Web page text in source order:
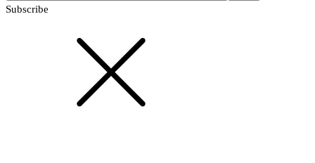
Subscribe